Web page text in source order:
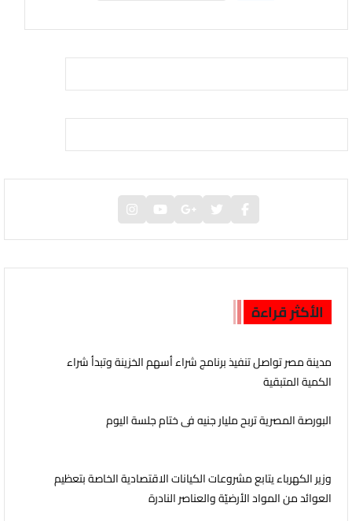
الأكثر قراءة
مدينة مصر تواصل تنفيذ برنامج شراء أسهم الخزينة وتبدأ شراء
الكمية المتبقية
البورصة المصرية تربح مليار جنيه فى ختام جلسة اليوم
وزير الكهرباء يتابع مشروعات الكيانات الاقتصادية الخاصة بتعظيم
العوائد من المواد الأرضيّة والعناصر النادرة